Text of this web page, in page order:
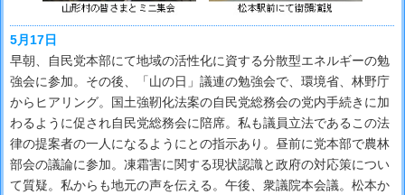
5月17日
早朝、自民党本部にて地域の活性化に資する分散型エネルギーの勉
強会に参加。その後、「山の日」議連の勉強会で、環境省、林野庁
からヒアリング。国土強靭化法案の自民党総務会の党内手続きに加
わるように促され自民党総務会に陪席。私も議員立法であるこの法
律の提案者の一人になるようにとの指示あり。昼前に党本部で農林
部会の議論に参加。凍霜害に関する現状認識と政府の対応策につい
て質疑。私からも地元の声を伝える。午後、衆議院本会議。松本か